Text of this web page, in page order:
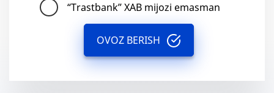
“Trastbank” XAB mijozi emasman
OVOZ BERISH